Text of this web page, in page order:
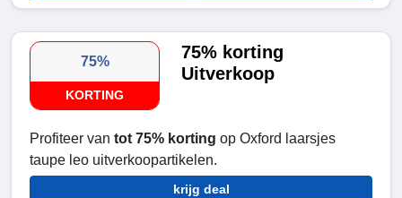
75%
KORTING
75% korting
Uitverkoop
Profiteer van tot 75% korting op Oxford laarsjes
taupe leo uitverkoopartikelen.
krijg deal